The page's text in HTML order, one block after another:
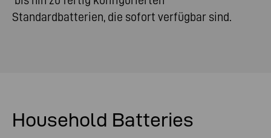
Standardbatterien, die sofort verfügbar sind.
Household Batteries